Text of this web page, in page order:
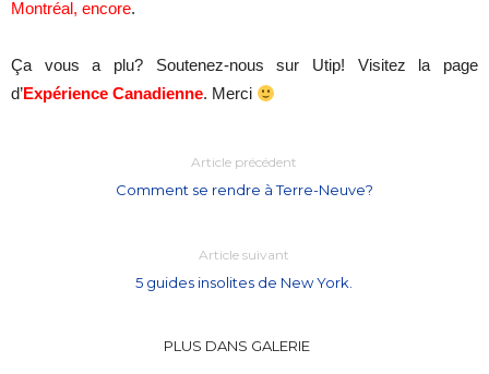
Montréal, encore.
Ça vous a plu? Soutenez-nous sur Utip! Visitez la page
d’Expérience Canadienne. Merci
Article précédent
Comment se rendre à Terre-Neuve?
Article suivant
5 guides insolites de New York.
PLUS DANS GALERIE